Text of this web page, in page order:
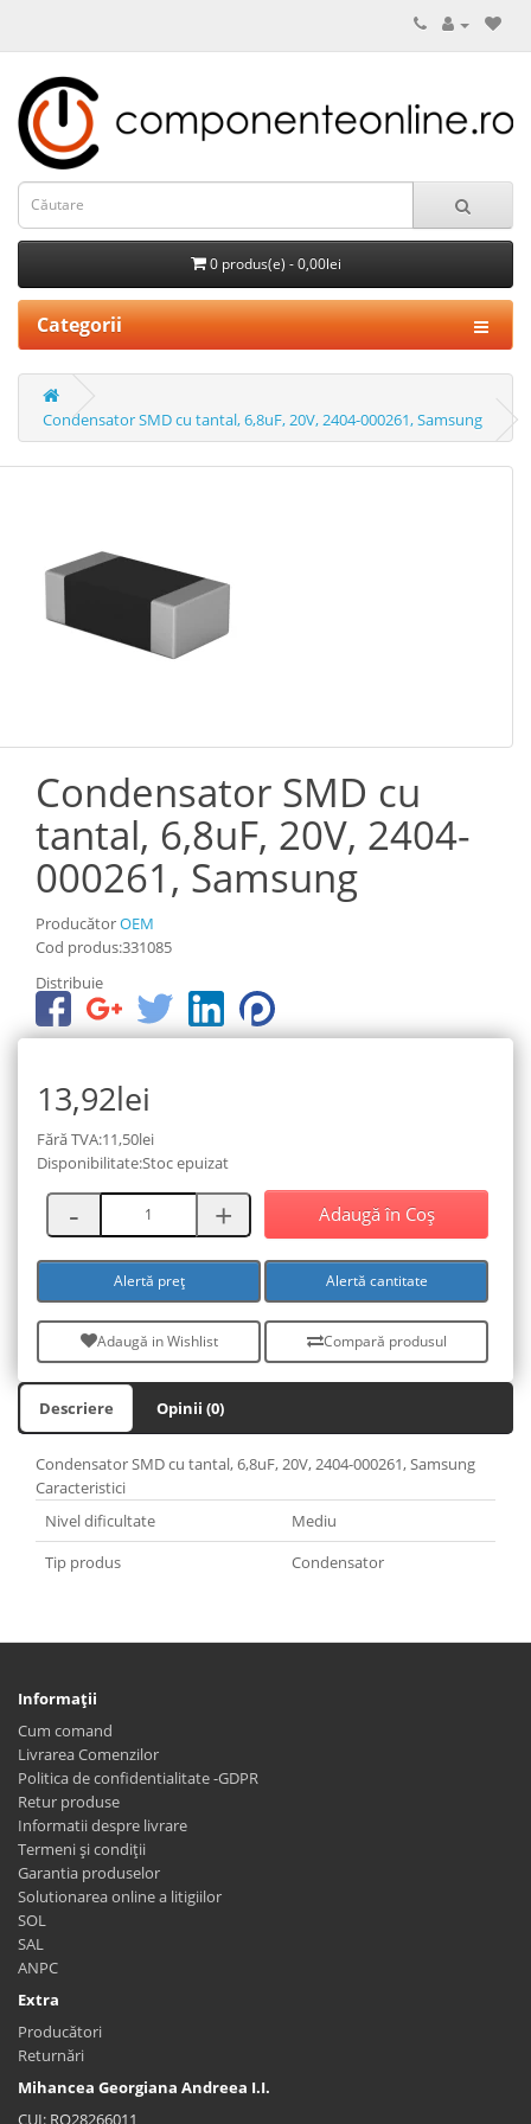
0 produs(e) - 0,00lei
Categorii
Condensator SMD cu tantal, 6,8uF, 20V, 2404-000261, Samsung
Condensator SMD cu
tantal, 6,8uF, 20V, 2404-
000261, Samsung
ProducătorOEM
Cod produs:331085
Distribuie
13,92lei
Fără TVA:11,50lei
Disponibilitate:Stoc epuizat
Adaugă în Coş
Alertă preț Alertă cantitate
Adaugă in Wishlist Compară produsul
Descriere Opinii (0)
Condensator SMD cu tantal, 6,8uF, 20V, 2404-000261, Samsung
Caracteristici
Nivel dificultate
Mediu
Tip produs
Condensator
Informaţii
Cum comand
Livrarea Comenzilor
Politica de confidentialitate -GDPR
Retur produse
Informatii despre livrare
Termeni și condiții
Garantia produselor
Solutionarea online a litigiilor
SOL
SAL
ANPC
Extra
Producători
Returnări
Mihancea Georgiana Andreea I.I.
CUI: RO28266011